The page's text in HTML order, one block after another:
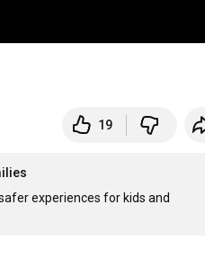
19
experiences for kids and